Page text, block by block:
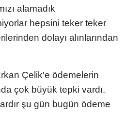
alamadık
hepsini teker teker
dolayı alınlarından
Çelik'e ödemelerin
çok büyük tepki vardı.
şu gün bugün ödeme